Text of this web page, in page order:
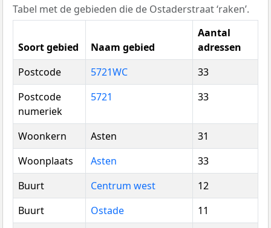
Tabel met de gebieden die de Ostaderstraat ‘raken’.
Soort gebied Naam gebied
Aantal
adressen
Postcode
5721WC
33
Postcode
numeriek
5721 33
Woonkern Asten
31
Woonplaats
Asten
33
Buurt
Centrum west
12
Buurt
Ostade
11